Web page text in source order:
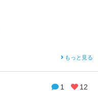
もっと見る
1 12